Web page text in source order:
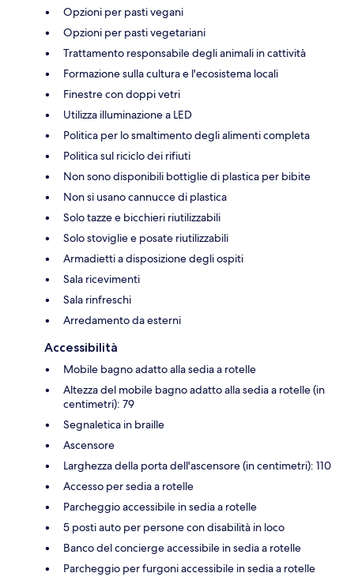
Opzioni per pasti vegani
Opzioni per pasti vegetariani
Trattamento responsabile degli animali in cattività
Formazione sulla cultura e l'ecosistema locali
Finestre con doppi vetri
Utilizza illuminazione a LED
Politica per lo smaltimento degli alimenti completa
Politica sul riciclo dei rifiuti
Non sono disponibili bottiglie di plastica per bibite
Non si usano cannucce di plastica
Solo tazze e bicchieri riutilizzabili
Solo stoviglie e posate riutilizzabili
Armadietti a disposizione degli ospiti
Sala ricevimenti
Sala rinfreschi
Arredamento da esterni
Accessibilità
Mobile bagno adatto alla sedia a rotelle
Altezza del mobile bagno adatto alla sedia a rotelle (in
centimetri): 79
Segnaletica in braille
Ascensore
Larghezza della porta dell'ascensore (in centimetri): 110
Accesso per sedia a rotelle
Parcheggio accessibile in sedia a rotelle
5 posti auto per persone con disabilità in loco
Banco del concierge accessibile in sedia a rotelle
Parcheggio per furgoni accessibile in sedia a rotelle